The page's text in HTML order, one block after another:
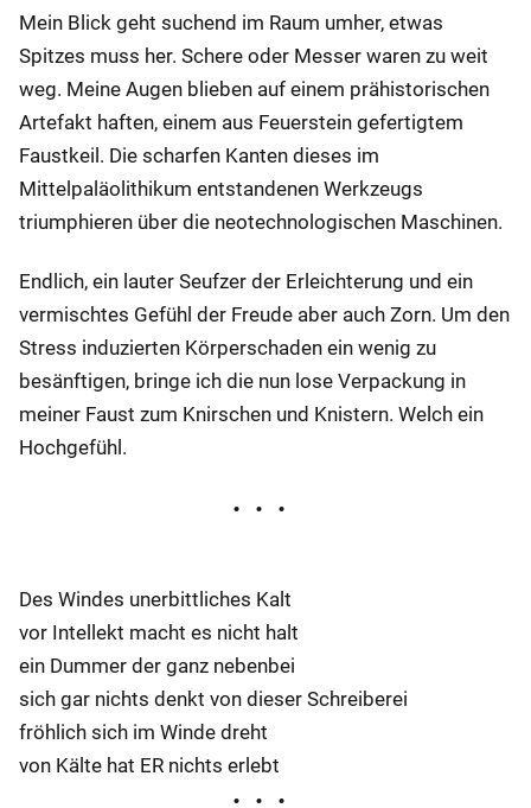
Mein Blick geht suchend im Raum umher, etwas
Spitzes muss her. Schere oder Messer waren zu weit
weg. Meine Augen blieben auf einem prähistorischen
Artefakt haften, einem aus Feuerstein gefertigtem
Faustkeil. Die scharfen Kanten dieses im
Mittelpaläolithikum entstandenen Werkzeugs
triumphieren über die neotechnologischen Maschinen.
Endlich, ein lauter Seufzer der Erleichterung und ein
vermischtes Gefühl der Freude aber auch Zorn. Um den
Stress induzierten Körperschaden ein wenig zu
besänftigen, bringe ich die nun lose Verpackung in
meiner Faust zum Knirschen und Knistern. Welch ein
Hochgefühl.
Des Windes unerbittliches Kalt
vor Intellekt macht es nicht halt
ein Dummer der ganz nebenbei
sich gar nichts denkt von dieser Schreiberei
fröhlich sich im Winde dreht
von Kälte hat ER nichts erlebt